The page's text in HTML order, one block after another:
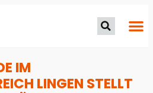
IM
LINGEN STELLT